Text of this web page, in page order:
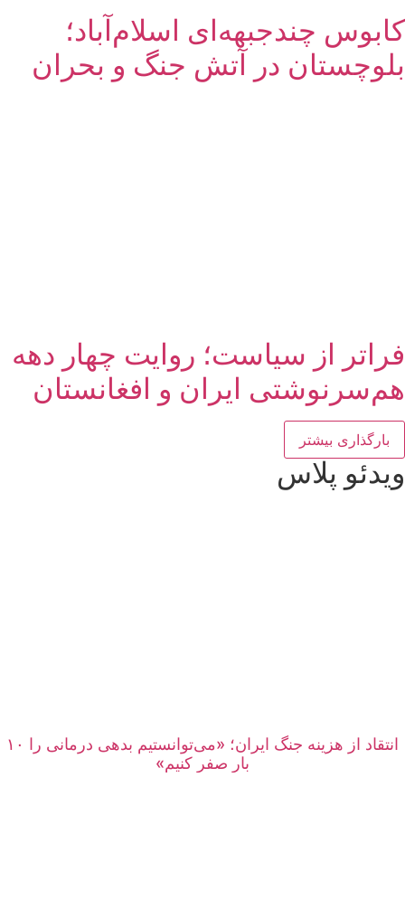
کابوس چندجبهه‌ای اسلام‌آباد؛
بلوچستان در آتش جنگ و بحران
فراتر از سیاست؛ روایت چهار دهه
هم‌سرنوشتی ایران و افغانستان
بارگذاری بیشتر
ویدئو پلاس
انتقاد از هزینه جنگ ایران؛ «می‌توانستیم بدهی درمانی را ۱۰
بار صفر کنیم»